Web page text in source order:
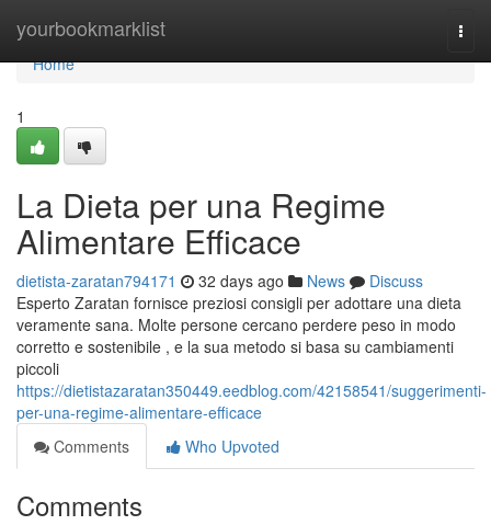
yourbookmarklist
Home
Home
1
La Dieta per una Regime
Alimentare Efficace
dietista-zaratan794171 32 days ago News
Discuss
Esperto Zaratan fornisce preziosi consigli per adottare una dieta
veramente sana. Molte persone cercano perdere peso in modo
corretto e sostenibile , e la sua metodo si basa su cambiamenti
piccoli
https://dietistazaratan350449.eedblog.com/42158541/suggerimenti-
per-una-regime-alimentare-efficace
Comments
Who Upvoted
Comments